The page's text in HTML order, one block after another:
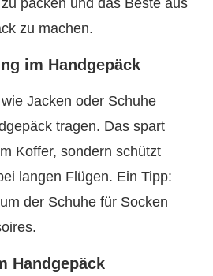
zu machen.
im Handgepäck
Jacken oder Schuhe
tragen. Das spart
Koffer, sondern schützt
langen Flügen. Ein Tipp:
der Schuhe für Socken
Handgepäck